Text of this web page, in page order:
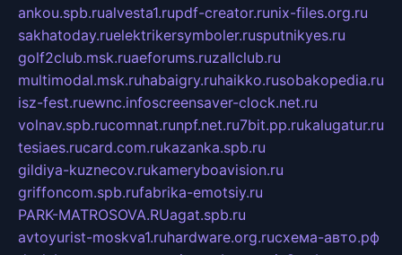
ankou.spb.rualvesta1.rupdf-creator.runix-files.org.ru
sakhatoday.ruelektrikersymboler.rusputnikyes.ru
golf2club.msk.ruaeforums.ruzallclub.ru
multimodal.msk.ruhabaigry.ruhaikko.rusobakopedia.ru
isz-fest.ruewnc.infoscreensaver-clock.net.ru
volnav.spb.rucomnat.runpf.net.ru7bit.pp.rukalugatur.ru
tesiaes.rucard.com.rukazanka.spb.ru
gildiya-kuznecov.rukameryboavision.ru
griffoncom.spb.rufabrika-emotsiy.ru
PARK-MATROSOVA.RUagat.spb.ru
avtoyurist-moskva1.ruhardware.org.ruсхема-авто.рф